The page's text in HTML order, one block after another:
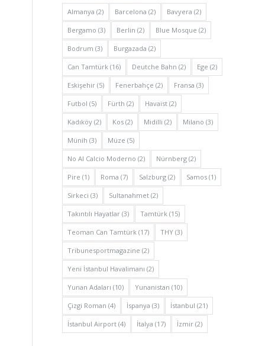
Almanya (2) Barcelona (2) Bavyera (2)
Bergamo (3) Berlin (2) Blue Mosque (2)
Bodrum (3) Burgazada (2)
Can Tamtürk (16) Deutche Bahn (2) Ege (2)
Eskişehir (5) Fenerbahçe (2) Fransa (3)
Futbol (5) Fürth (2) Havaist (2)
Kadıköy (2) Kos (2) Midilli (2) Milano (3)
Münih (3) Müze (5)
No Al Calcio Moderno (2) Nürnberg (2)
Pire (1) Roma (7) Salzburg (2) Samos (1)
Sirkeci (3) Sultanahmet (2)
Takıntılı Hayatlar (3) Tamtürk (15)
Teoman Can Tamtürk (17) THY (3)
Tribunesportmagazine (2)
Yeni İstanbul Havalimanı (2)
Yunan Adaları (10) Yunanistan (10)
Çizgi Roman (4) İspanya (3) İstanbul (21)
İstanbul Airport (4) İtalya (17) İzmir (2)